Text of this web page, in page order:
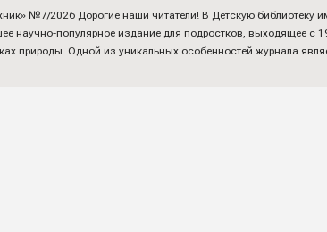
№7/2026 Дорогие наши читатели! В Детскую
научно-популярное издание для подростков, выходящее
природы. Одной из уникальных особенностей журнала